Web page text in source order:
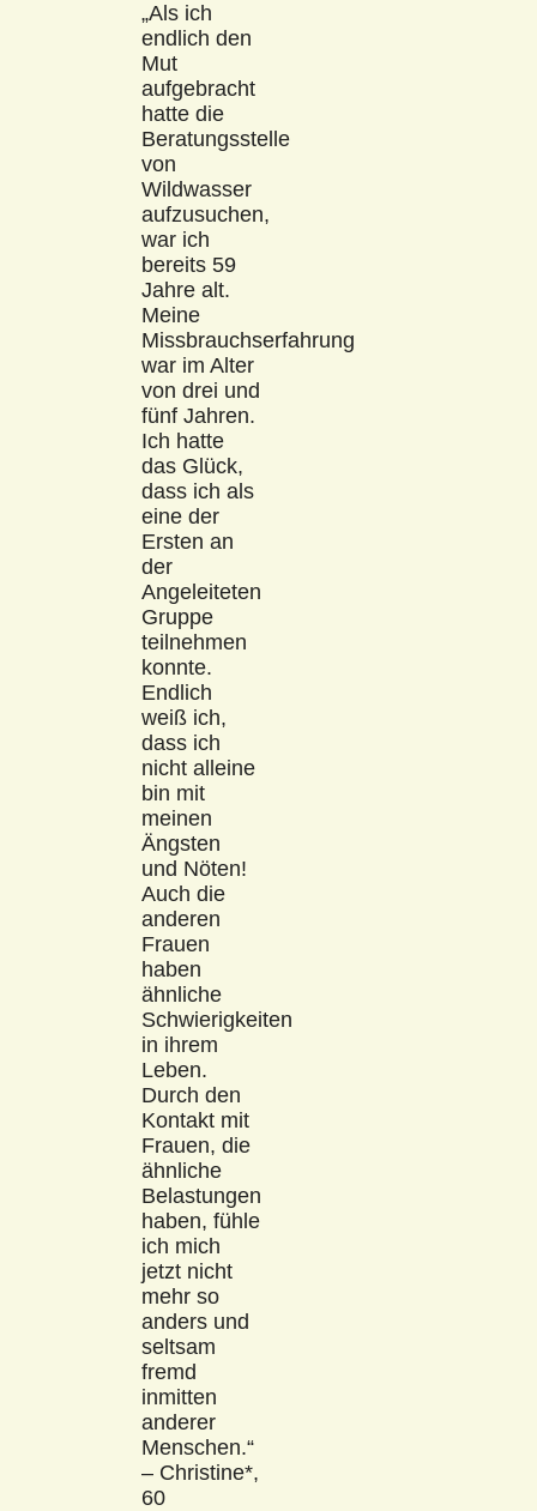
„Als ich
endlich den
Mut
aufgebracht
hatte die
Beratungsstelle
von
Wildwasser
aufzusuchen,
war ich
bereits 59
Jahre alt.
Meine
Missbrauchserfahrung
war im Alter
von drei und
fünf Jahren.
Ich hatte
das Glück,
dass ich als
eine der
Ersten an
der
Angeleiteten
Gruppe
teilnehmen
konnte.
Endlich
weiß ich,
dass ich
nicht alleine
bin mit
meinen
Ängsten
und Nöten!
Auch die
anderen
Frauen
haben
ähnliche
Schwierigkeiten
in ihrem
Leben.
Durch den
Kontakt mit
Frauen, die
ähnliche
Belastungen
haben, fühle
ich mich
jetzt nicht
mehr so
anders und
seltsam
fremd
inmitten
anderer
Menschen.“
– Christine*,
60